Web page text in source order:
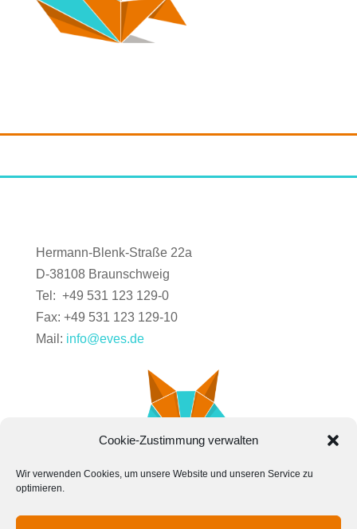
Cookie-Zustimmung verwalten
Wir verwenden Cookies, um unsere Website und unseren Service zu
optimieren.
Hermann-Blenk-Straße 22a
D-38108 Braunschweig
Tel: +49 531 123 129-0
Fax: +49 531 123 129-10
Mail: info@eves.de